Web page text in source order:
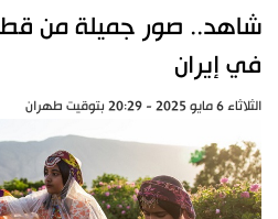
شاهد.. صور جميلة من
في إيران
الثلاثاء 6 مايو 2025 - 20:29 بتوقيت طهران